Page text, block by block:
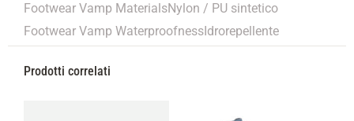
Footwear Vamp MaterialsNylon / PU sintetico
Footwear Vamp WaterproofnessIdrorepellente
Prodotti correlati